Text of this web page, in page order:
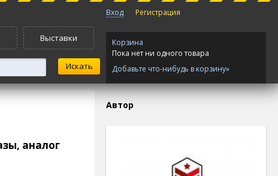
Выставки
Вход Регистрация
Корзина
Пока нет ни одного товара
Добавьте что-нибудь в корзину»
аналог
Автор